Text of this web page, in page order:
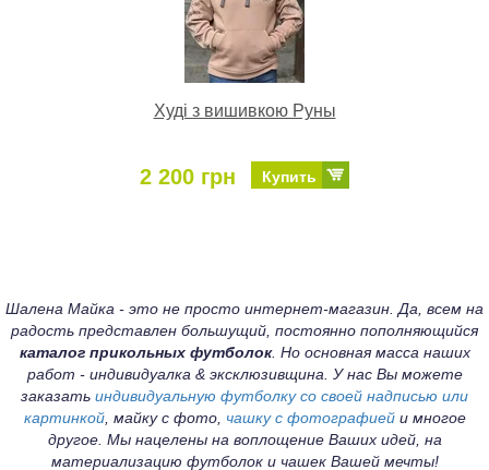
Худі з вишивкою Руны
2 200 грн Купить
Шалена Майка - это не просто интернет-магазин. Да, всем на
радость представлен большущий, постоянно пополняющийся
каталог прикольных футболок. Но основная масса наших
работ - индивидуалка & эксклюзивщина. У нас Вы можете
заказать индивидуальную футболку со своей надписью или
картинкой, майку с фото, чашку с фотографиейи многое
другое. Мы нацелены на воплощение Ваших идей, на
материализацию футболок и чашек Вашей мечты!